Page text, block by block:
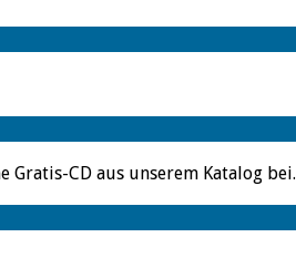
CD aus unserem Katalog bei.